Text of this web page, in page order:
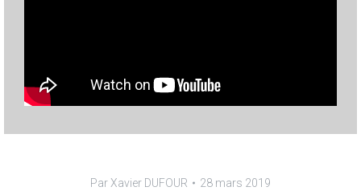
ParXavier DUFOUR 28 mars 2019